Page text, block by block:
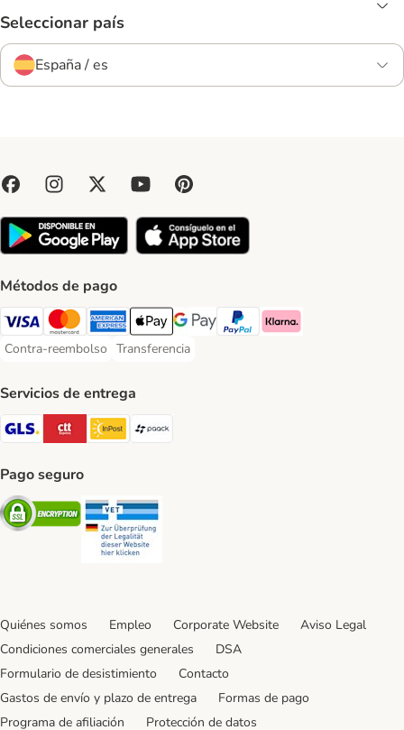
Seleccionar país
España / es
Métodos de pago
Visa Payment Method
Mastercard Payment Method
American Express Payment Method
Apple Pay Payment Method
Google Pay Payment Method
PayPal Payment Method
Klarna Payment Method
Contra-reembolso
Contra-reembolso Payment Method
Transferencia
Transferencia Payment Method
Servicios de entrega
GLS Shipping Method
CTTExpress Shipping Method
InPost Shipping Method
paack Shipping Method
Pago seguro
Security
Quiénes somos Empleo Corporate Website
Aviso Legal
Condiciones comerciales generales
DSA
Formulario de desistimiento
Contacto
Gastos de envío y plazo de entrega
Formas de pago
Programa de afiliación
Protección de datos